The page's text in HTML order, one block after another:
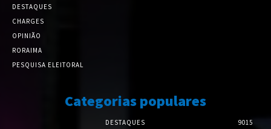
DESTAQUES
CHARGES
OPINIÃO
RORAIMA
PESQUISA ELEITORAL
Categorias populares
DESTAQUES 9015